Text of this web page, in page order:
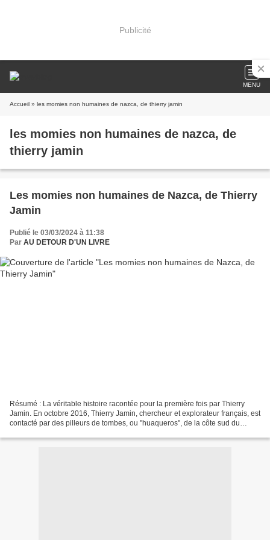
Publicité
MENU
Accueil » les momies non humaines de nazca, de thierry jamin
les momies non humaines de nazca, de
thierry jamin
Les momies non humaines de Nazca, de Thierry
Jamin
Publié le 03/03/2024 à 11:38
Par AU DETOUR D'UN LIVRE
Résumé : La véritable histoire racontée pour la première fois par Thierry
Jamin. En octobre 2016, Thierry Jamin, chercheur et explorateur français, est
contacté par des pilleurs de tombes, ou "huaqueros", de la côte sud du